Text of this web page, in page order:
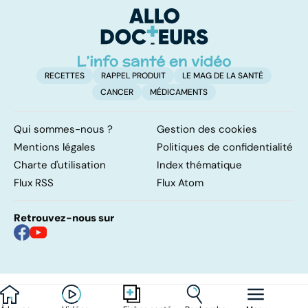
RECETTES RAPPEL PRODUIT
LE MAG DE LA SANTÉ
CANCER
MÉDICAMENTS
Qui sommes-nous ?
Gestion des cookies
Mentions légales
Politiques de confidentialité
Charte d'utilisation
Index thématique
Flux RSS
Flux Atom
Retrouvez-nous sur